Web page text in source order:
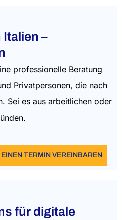
–
professionelle Beratung
Privatpersonen, die nach
Sei es aus arbeitlichen oder
EINEN TERMIN VEREINBAREN
für digitale